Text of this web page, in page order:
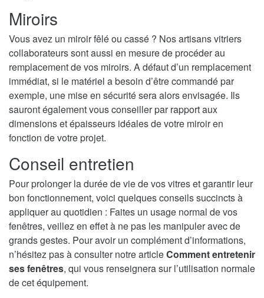
Miroirs
Vous avez un miroir fêlé ou cassé ? Nos artisans vitriers
collaborateurs sont aussi en mesure de procéder au
remplacement de vos miroirs. A défaut d’un remplacement
immédiat, si le matériel a besoin d’être commandé par
exemple, une mise en sécurité sera alors envisagée. Ils
sauront également vous conseiller par rapport aux
dimensions et épaisseurs idéales de votre miroir en
fonction de votre projet.
Conseil entretien
Pour prolonger la durée de vie de vos vitres et garantir leur
bon fonctionnement, voici quelques conseils succincts à
appliquer au quotidien : Faites un usage normal de vos
fenêtres, veillez en effet à ne pas les manipuler avec de
grands gestes. Pour avoir un complément d’informations,
n’hésitez pas à consulter notre articleComment entretenir
ses fenêtres, qui vous renseignera sur l’utilisation normale
de cet équipement.